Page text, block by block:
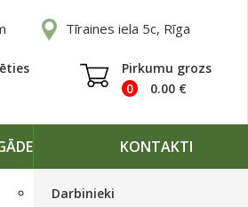
Tīraines iela 5c, Rīga
Pirkumu grozs
0
0.00 €
KONTAKTI
Darbinieki